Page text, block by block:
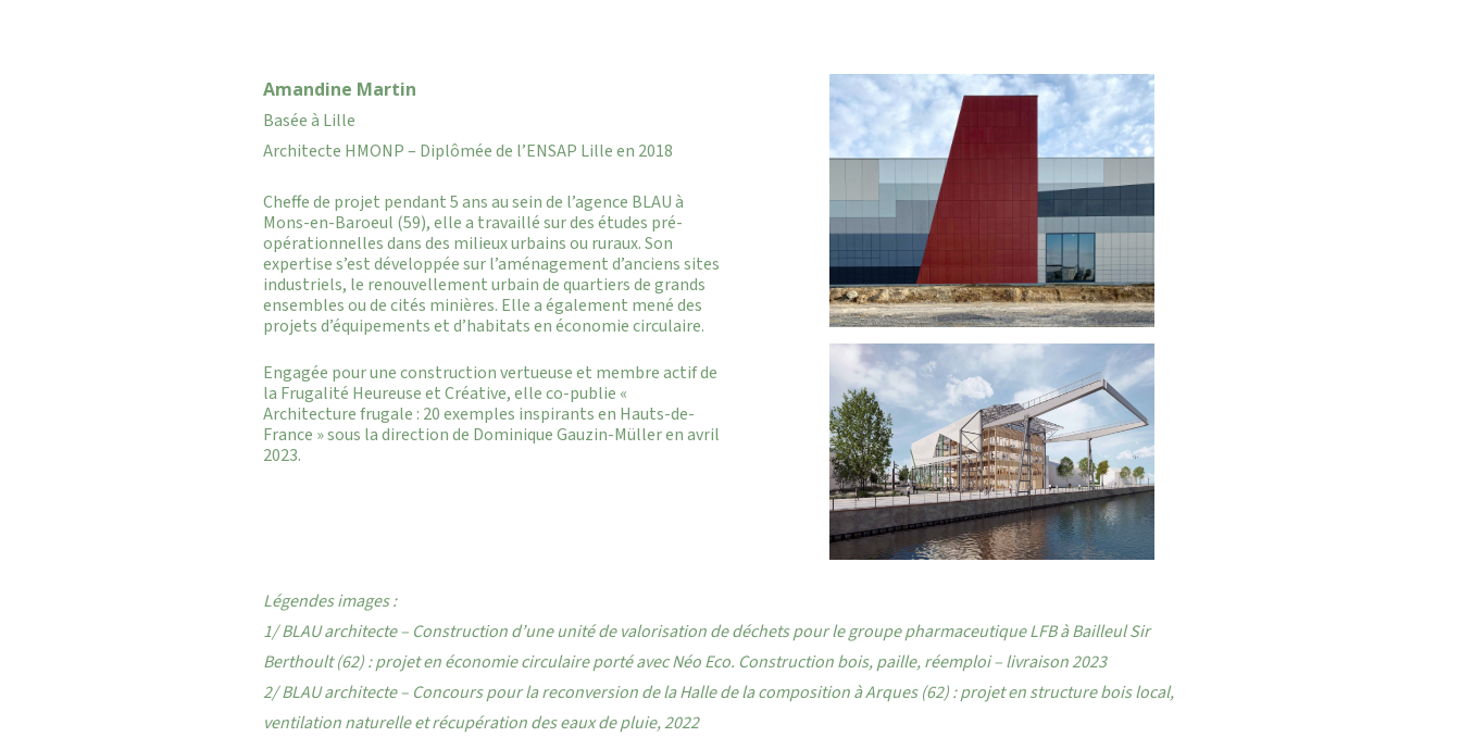
Amandine Martin
Basée à Lille
Architecte HMONP – Diplômée de l’ENSAP Lille en 2018
Cheffe de projet pendant 5 ans au sein de l’agence BLAU à
Mons-en-Baroeul (59), elle a travaillé sur des études pré-
opérationnelles dans des milieux urbains ou ruraux. Son
expertise s’est développée sur l’aménagement d’anciens sites
industriels, le renouvellement urbain de quartiers de grands
ensembles ou de cités minières. Elle a également mené des
projets d’équipements et d’habitats en économie circulaire.
Engagée pour une construction vertueuse et membre actif de
la Frugalité Heureuse et Créative, elle co-publie «
Architecture frugale : 20 exemples inspirants en Hauts-de-
France » sous la direction de Dominique Gauzin-Müller en avril
2023.
Légendes images :
1/ BLAU architecte – Construction d’une unité de valorisation de déchets pour le groupe pharmaceutique LFB à Bailleul Sir
Berthoult (62) : projet en économie circulaire porté avec Néo Eco. Construction bois, paille, réemploi – livraison 2023
2/ BLAU architecte – Concours pour la reconversion de la Halle de la composition à Arques (62) : projet en structure bois local,
ventilation naturelle et récupération des eaux de pluie, 2022